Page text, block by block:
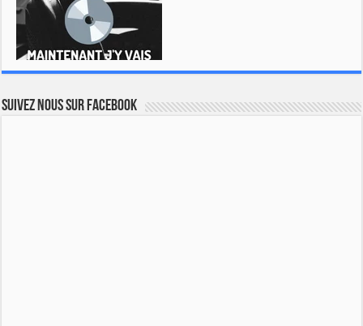
Suivez nous sur Facebook